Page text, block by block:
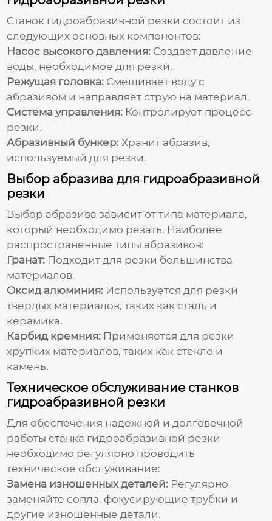
Станок гидроабразивной резки состоит из
следующих основных компонентов:
Насос высокого давления: Создает давление
воды, необходимое для резки.
Режущая головка: Смешивает воду с
абразивом и направляет струю на материал.
Система управления: Контролирует процесс
резки.
Абразивный бункер: Хранит абразив,
используемый для резки.
Выбор абразива для гидроабразивной
резки
Выбор абразива зависит от типа материала,
который необходимо резать. Наиболее
распространенные типы абразивов:
Гранат: Подходит для резки большинства
материалов.
Оксид алюминия: Используется для резки
твердых материалов, таких как сталь и
керамика.
Карбид кремния: Применяется для резки
хрупких материалов, таких как стекло и
камень.
Техническое обслуживание станков
гидроабразивной резки
Для обеспечения надежной и долговечной
работы станка гидроабразивной резки
необходимо регулярно проводить
техническое обслуживание:
Замена изношенных деталей: Регулярно
заменяйте сопла, фокусирующие трубки и
другие изношенные детали.